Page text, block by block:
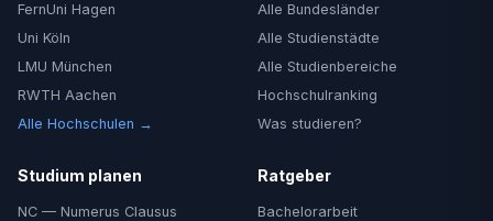
FernUni Hagen
Uni Köln
LMU München
RWTH Aachen
Alle Hochschulen →
Alle Bundesländer
Alle Studienstädte
Alle Studienbereiche
Hochschulranking
Was studieren?
Studium planen
NC — Numerus Clausus
Ratgeber
Bachelorarbeit